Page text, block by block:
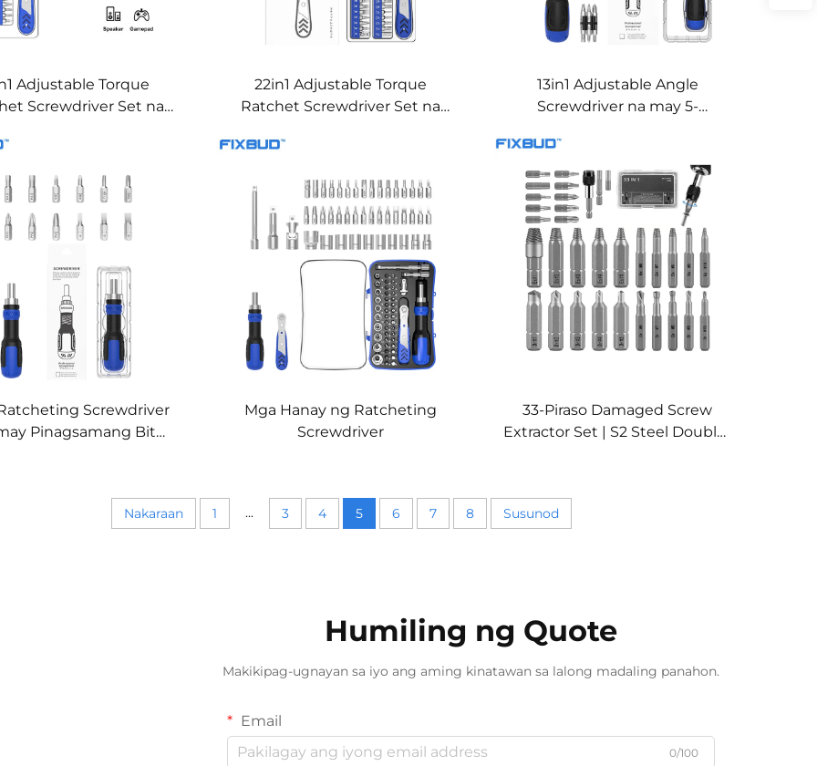
Adjustable Torque
Screwdriver Set na
22in1 Adjustable Torque
Ratchet Screwdriver Set na
13in1 Adjustable Angle
Screwdriver na may 5-
Screwdriver
Pinagsamang Bit
Mga Hanay ng Ratcheting
Screwdriver
33-Piraso Damaged Screw
Extractor Set | S2 Steel Double-
Nakaraan 1 ... 3 4 5 6 7 8 Susunod
Humiling ng Quote
Makikipag-ugnayan sa iyo ang aming kinatawan sa lalong madaling panahon.
Email
0/100